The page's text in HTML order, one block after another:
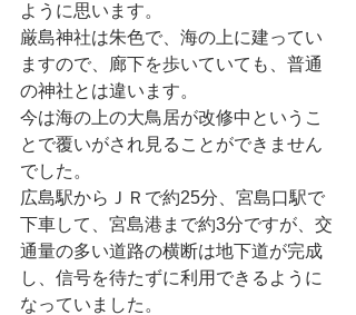
ように思います。
厳島神社は朱色で、海の上に建ってい
ますので、廊下を歩いていても、普通
の神社とは違います。
今は海の上の大鳥居が改修中というこ
とで覆いがされ見ることができません
でした。
広島駅からＪＲで約25分、宮島口駅で
下車して、宮島港まで約3分ですが、交
通量の多い道路の横断は地下道が完成
し、信号を待たずに利用できるように
なっていました。